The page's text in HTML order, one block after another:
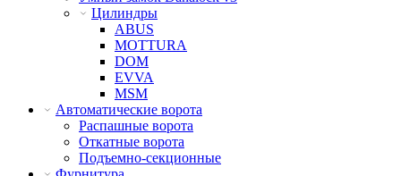
Цилиндры
ABUS
MOTTURA
DOM
EVVA
MSM
Автоматические ворота
Распашные ворота
Откатные ворота
Подъемно-секционные